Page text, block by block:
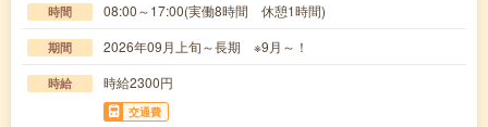
時間 08:00～17:00(実働8時間 休憩1時間)
期間 2026年09月上旬～長期 ※9月～！
時給 時給2300円
交通費